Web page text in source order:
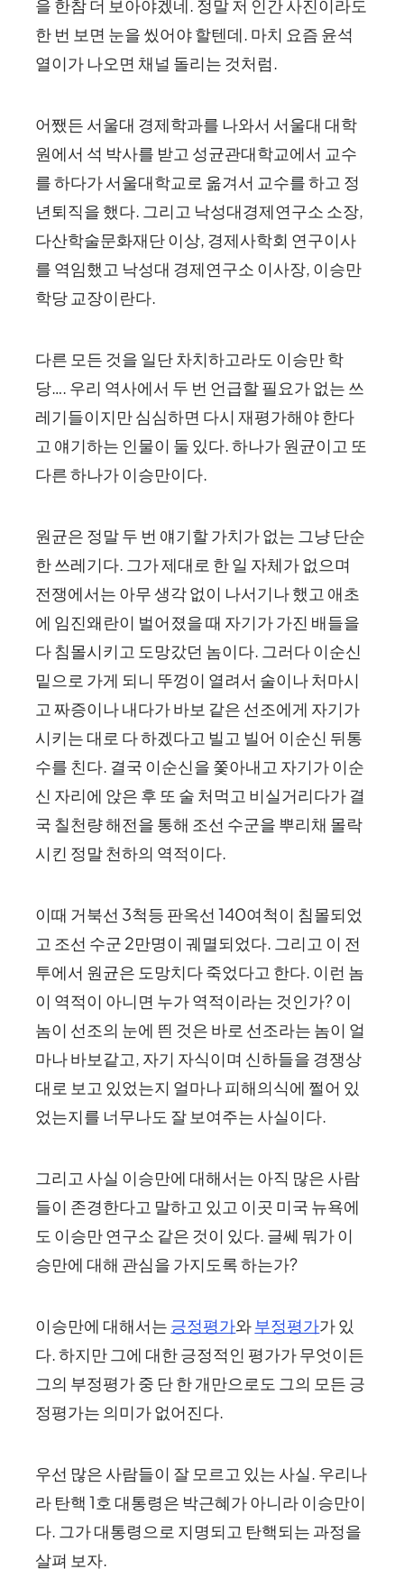
을 한참 더 보아야겠네. 정말 저 인간 사진이라도
한 번 보면 눈을 씼어야 할텐데. 마치 요즘 윤석
열이가 나오면 채널 돌리는 것처럼.
어쨌든 서울대 경제학과를 나와서 서울대 대학
원에서 석 박사를 받고 성균관대학교에서 교수
를 하다가 서울대학교로 옮겨서 교수를 하고 정
년퇴직을 했다. 그리고 낙성대경제연구소 소장,
다산학술문화재단 이상, 경제사학회 연구이사
를 역임했고 낙성대 경제연구소 이사장, 이승만
학당 교장이란다.
다른 모든 것을 일단 차치하고라도 이승만 학
당…. 우리 역사에서 두 번 언급할 필요가 없는 쓰
레기들이지만 심심하면 다시 재평가해야 한다
고 얘기하는 인물이 둘 있다. 하나가 원균이고 또
다른 하나가 이승만이다.
원균은 정말 두 번 얘기할 가치가 없는 그냥 단순
한 쓰레기다. 그가 제대로 한 일 자체가 없으며
전쟁에서는 아무 생각 없이 나서기나 했고 애초
에 임진왜란이 벌어졌을 때 자기가 가진 배들을
다 침몰시키고 도망갔던 놈이다. 그러다 이순신
밑으로 가게 되니 뚜껑이 열려서 술이나 처마시
고 짜증이나 내다가 바보 같은 선조에게 자기가
시키는 대로 다 하겠다고 빌고 빌어 이순신 뒤통
수를 친다. 결국 이순신을 쫓아내고 자기가 이순
신 자리에 앉은 후 또 술 처먹고 비실거리다가 결
국 칠천량 해전을 통해 조선 수군을 뿌리채 몰락
시킨 정말 천하의 역적이다.
이때 거북선 3척등 판옥선 140여척이 침몰되었
고 조선 수군 2만명이 궤멸되었다. 그리고 이 전
투에서 원균은 도망치다 죽었다고 한다. 이런 놈
이 역적이 아니면 누가 역적이라는 것인가? 이
놈이 선조의 눈에 띈 것은 바로 선조라는 놈이 얼
마나 바보같고, 자기 자식이며 신하들을 경쟁상
대로 보고 있었는지 얼마나 피해의식에 쩔어 있
었는지를 너무나도 잘 보여주는 사실이다.
그리고 사실 이승만에 대해서는 아직 많은 사람
들이 존경한다고 말하고 있고 이곳 미국 뉴욕에
도 이승만 연구소 같은 것이 있다. 글쎄 뭐가 이
승만에 대해 관심을 가지도록 하는가?
이승만에 대해서는 긍정평가와부정평가가 있
다. 하지만 그에 대한 긍정적인 평가가 무엇이든
그의 부정평가 중 단 한 개만으로도 그의 모든 긍
정평가는 의미가 없어진다.
우선 많은 사람들이 잘 모르고 있는 사실. 우리나
라 탄핵 1호 대통령은 박근혜가 아니라 이승만이
다. 그가 대통령으로 지명되고 탄핵되는 과정을
살펴 보자.